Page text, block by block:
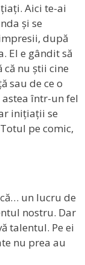
Aici te-ai
și se
după
El e gândit să
că nu știi cine
sau de ce o
într-un fel
inițiații se
pe comic,
un lucru de
nostru. Dar
talentul. Pe ei
nu prea au